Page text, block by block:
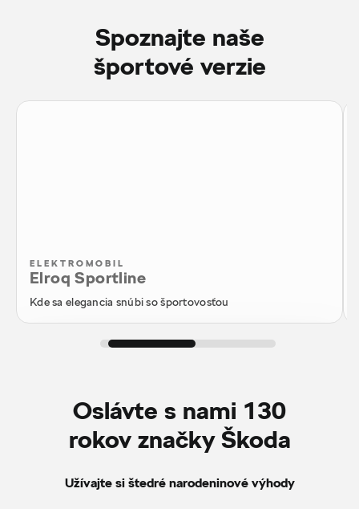
Spoznajte naše
športové verzie
ELEKTROMOBIL
Elroq Sportline
Kde sa elegancia snúbi so športovosťou
Ponuka skladových vozidiel
Oslávte s nami 130
rokov značky Škoda
Užívajte si štedré narodeninové výhody